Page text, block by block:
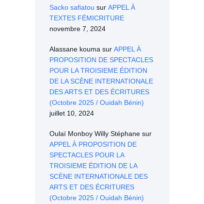
Sacko safiatou sur APPEL À
TEXTES FÉMICRITURE
novembre 7, 2024
Alassane kouma sur APPEL À
PROPOSITION DE SPECTACLES
POUR LA TROISIEME ÉDITION
DE LA SCÈNE INTERNATIONALE
DES ARTS ET DES ÉCRITURES
(Octobre 2025 / Ouidah Bénin)
juillet 10, 2024
Oulaï Monboy Willy Stéphane sur
APPEL À PROPOSITION DE
SPECTACLES POUR LA
TROISIEME ÉDITION DE LA
SCÈNE INTERNATIONALE DES
ARTS ET DES ÉCRITURES
(Octobre 2025 / Ouidah Bénin)